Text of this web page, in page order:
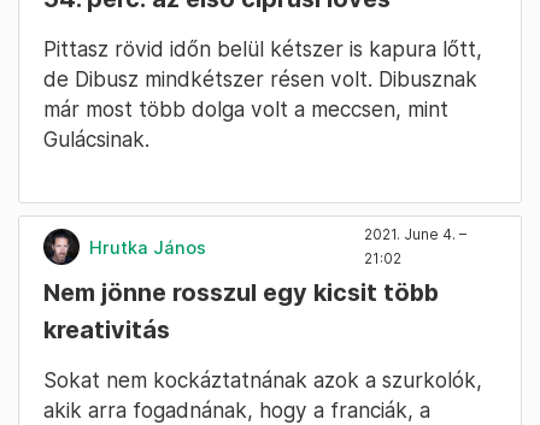
Pittasz rövid időn belül kétszer is kapura lőtt,
de Dibusz mindkétszer résen volt. Dibusznak
már most több dolga volt a meccsen, mint
Gulácsinak.
Hrutka János
2021. June 4. –
21:02
Nem jönne rosszul egy kicsit több
kreativitás
Sokat nem kockáztatnának azok a szurkolók,
akik arra fogadnának, hogy a franciák, a